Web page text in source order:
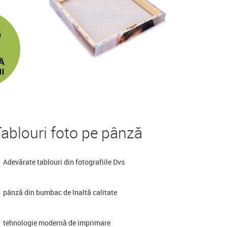
foto pe pânză
Adevărate tablouri din fotografiile Dvs
pânză din bumbac de înaltă calitate
tehnologie modernă de imprimare